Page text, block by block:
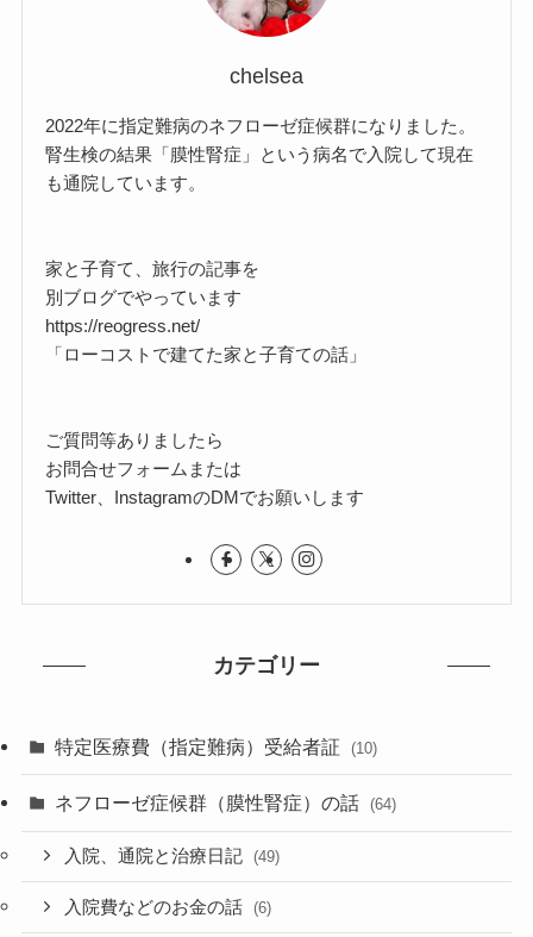
chelsea
2022年に指定難病のネフローゼ症候群になりました。
腎生検の結果「膜性腎症」という病名で入院して現在
も通院しています。
家と子育て、旅行の記事を
別ブログでやっています
https://reogress.net/
「ローコストで建てた家と子育ての話」
ご質問等ありましたら
お問合せフォームまたは
Twitter、InstagramのDMでお願いします
カテゴリー
特定医療費（指定難病）受給者証 (10)
ネフローゼ症候群（膜性腎症）の話 (64)
入院、通院と治療日記 (49)
入院費などのお金の話 (6)